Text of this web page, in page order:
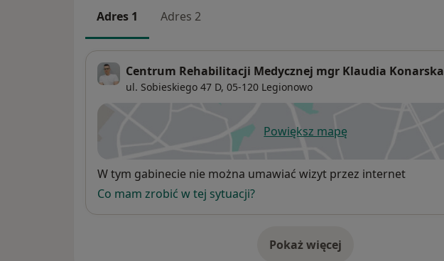
Adres 1 Adres 2
Centrum Rehabilitacji Medycznej mgr Klaudia Konarska
ul. Sobieskiego 47 D, 05-120 Legionowo
Powiększ mapęotwiera się w nowej karcie
Dostępność
W tym gabinecie nie można umawiać wizyt przez internet
Co mam zrobić w tej sytuacji?
Pokaż więcej
o adresie